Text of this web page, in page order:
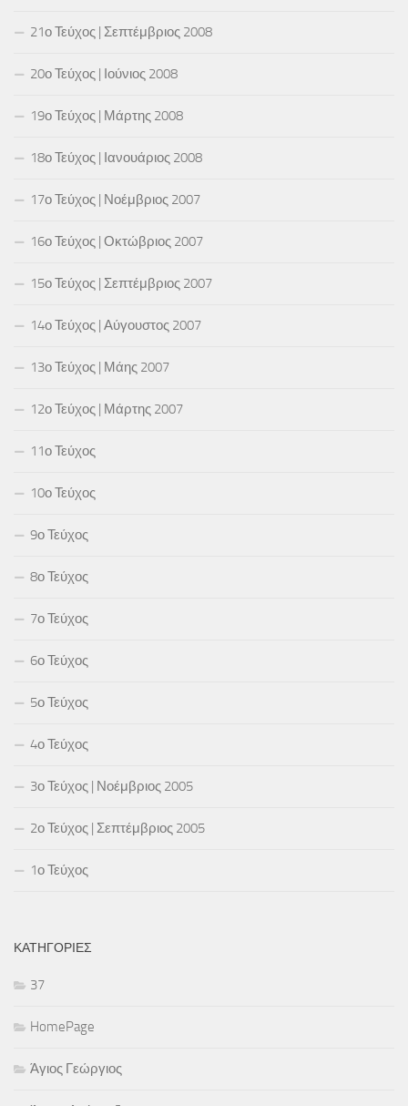
21ο Τεύχος | Σεπτέμβριος 2008
20ο Τεύχος | Ιούνιος 2008
19ο Τεύχος | Μάρτης 2008
18ο Τεύχος | Ιανουάριος 2008
17ο Τεύχος | Νοέμβριος 2007
16ο Τεύχος | Οκτώβριος 2007
15ο Τεύχος | Σεπτέμβριος 2007
14ο Τεύχος | Αύγουστος 2007
13ο Τεύχος | Μάης 2007
12ο Τεύχος | Μάρτης 2007
11ο Τεύχος
10ο Τεύχος
9ο Τεύχος
8ο Τεύχος
7ο Τεύχος
6ο Τεύχος
5ο Τεύχος
4ο Τεύχος
3ο Τεύχος | Νοέμβριος 2005
2ο Τεύχος | Σεπτέμβριος 2005
1ο Τεύχος
ΚΑΤΗΓΟΡΊΕΣ
37
HomePage
Άγιος Γεώργιος